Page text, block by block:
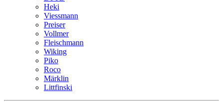
Heki
Viessmann
Preiser
Vollmer
Fleischmann
Wiking
Piko
Roco
Märklin
Littfinski